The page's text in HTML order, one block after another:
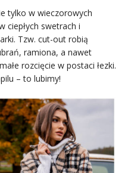
tylko w wieczorowych
ciepłych swetrach i
Tzw. cut-out robią
ramiona, a nawet
rozcięcie w postaci łezki.
– to lubimy!